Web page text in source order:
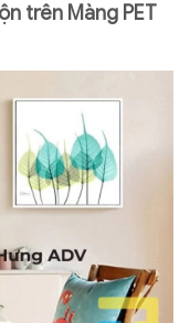
trên Màng PET